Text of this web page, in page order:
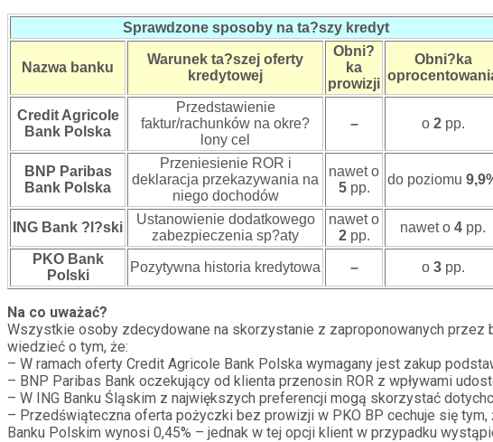
Sprawdzone sposoby na ta?szy kredyt
Nazwa banku
Warunek ta?szej oferty
kredytowej
Obni?
ka
prowizji
Obni?ka
Credit Agricole
Bank Polska
Przedstawienie
faktur/rachunków na okre?
lony cel
– o 2 pp.
BNP Paribas
Bank Polska
Przeniesienie ROR i
deklaracja przekazywania na
niego dochodów
nawet o
5 pp.
do poziomu
ING Bank ?l?ski
Ustanowienie dodatkowego
zabezpieczenia sp?aty
nawet o
2 pp.
nawet o 4 pp.
PKO Bank
Polski
Pozytywna historia kredytowa – o 3pp.
Na co uważać?
Wszystkie osoby zdecydowane na skorzystanie z zaproponowanych
wiedzieć o tym, że:
– W ramach oferty Credit Agricole Bank Polska wymagany jest zakup
– BNP Paribas Bank oczekujący od klienta przenosin ROR z wpływami
– W ING Banku Śląskim z największych preferencji mogą skorzystać
– Przedświąteczna oferta pożyczki bez prowizji w PKO BP cechuje się
Banku Polskim wynosi 0,45% – jednak w tej opcji klient w przypadku